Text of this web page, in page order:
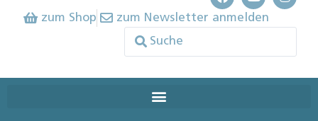
zum Shop zum Newsletter anmelden